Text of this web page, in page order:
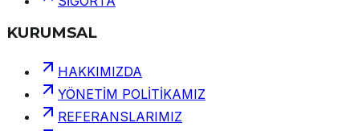
KURUMSAL
HAKKIMIZDA
YÖNETİM POLİTİKAMIZ
REFERANSLARIMIZ